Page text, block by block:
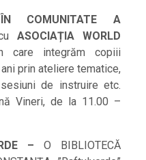
ÎN COMUNITATE A
ASOCIAȚIA WORLD
care integrăm copiii
prin ateliere tematice,
de instruire etc.
Vineri, de la 11.00 –
– O BIBLIOTECĂ